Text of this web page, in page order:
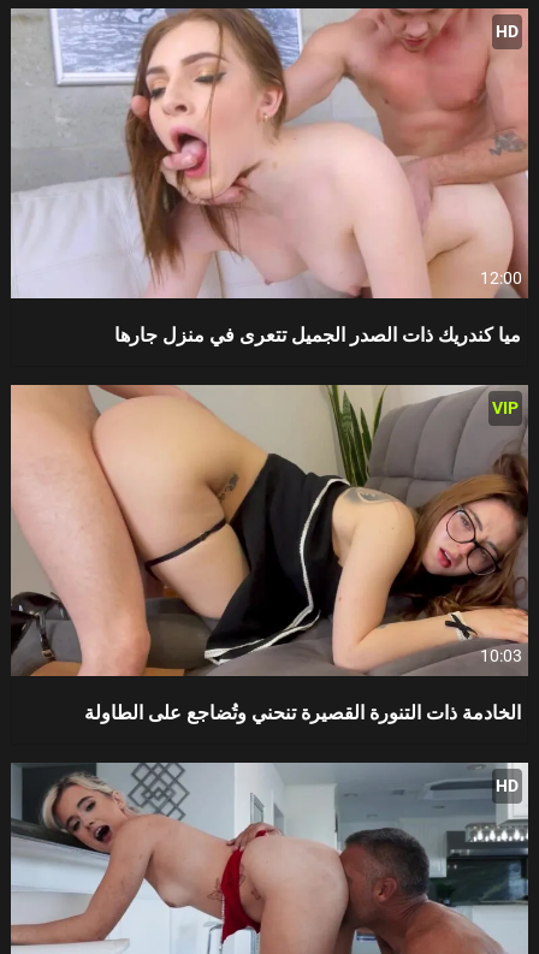
HD
12:00
ميا كندريك ذات الصدر الجميل تتعرى في منزل جارها
VIP
10:03
الخادمة ذات التنورة القصيرة تنحني وتُضاجع على الطاولة
HD